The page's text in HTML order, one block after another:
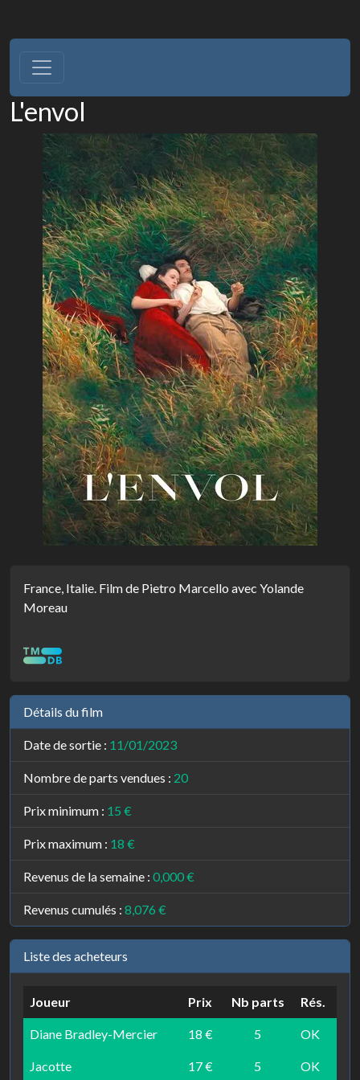
L'envol
France, Italie. Film de Pietro Marcello avec Yolande
Moreau
Détails du film
Date de sortie : 11/01/2023
Nombre de parts vendues : 20
Prix minimum : 15 €
Prix maximum : 18 €
Revenus de la semaine : 0,000 €
Revenus cumulés : 8,076 €
Liste des acheteurs
Joueur Prix Nb parts Rés.
Diane Bradley-Mercier 18 € 5 OK
Jacotte 17 € 5 OK